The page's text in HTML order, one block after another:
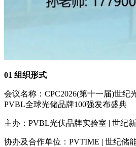
01 组织形式
会议名称：CPC2026(第十一届)世纪
PVBL全球光储品牌100强发布盛典
主办：PVBL光伏品牌实验室 | 世纪
协办及合作单位：PVTIME | 世纪储